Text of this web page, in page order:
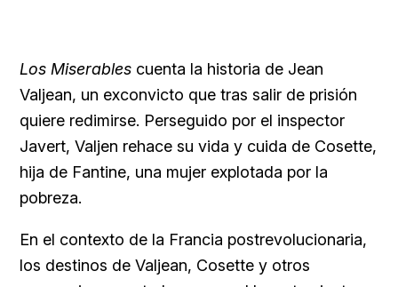
Los Miserables cuenta la historia de Jean
Valjean, un exconvicto que tras salir de prisión
quiere redimirse. Perseguido por el inspector
Javert, Valjen rehace su vida y cuida de Cosette,
hija de Fantine, una mujer explotada por la
pobreza.
En el contexto de la Francia postrevolucionaria,
los destinos de Valjean, Cosette y otros